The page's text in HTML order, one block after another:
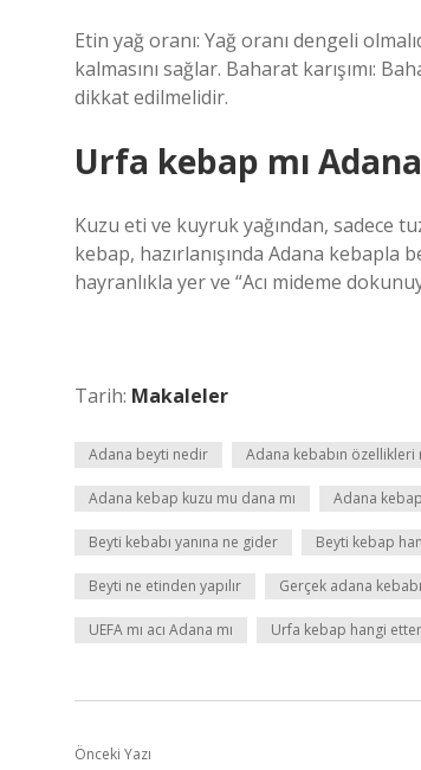
Etin yağ oranı: Yağ oranı dengeli
kalmasını sağlar. Baharat karışımı:
dikkat edilmelidir.
Urfa kebap mı
Kuzu eti ve kuyruk yağından, sadece
kebap, hazırlanışında Adana kebapla
hayranlıkla yer ve “Acı mideme
Tarih: Makaleler
Adana beyti nedir Adana kebabın
Adana kebap kuzu mu dana mı Adana
Beyti kebabı yanına ne gider Beyti kebap
Beyti ne etinden yapılır Gerçek adana
UEFA mı acı Adana mı Urfa kebap hangi
Önceki Yazı